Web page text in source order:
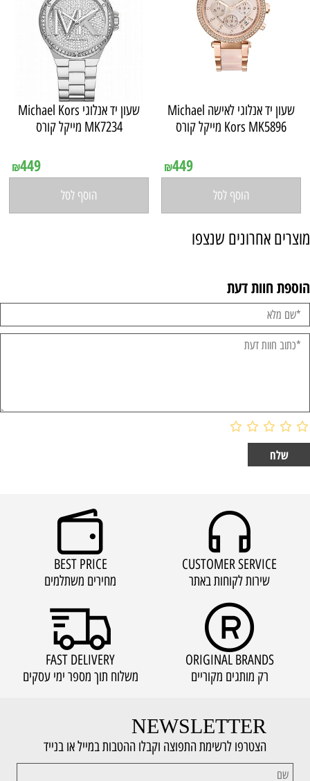
שעון יד ‏אנלוגי ‏לאישה Michael
Kors MK5896 מייקל קורס
₪449
הוסף לסל
שעון יד ‏אנלוגי Michael Kors
MK7234 מייקל קורס
₪449
הוסף לסל
מוצרים אחרונים שנצפו
הוספת חוות דעת
CUSTOMER SERVICE
שירות לקוחות באתר
BEST PRICE
מחירים משתלמים
ORIGINAL BRANDS
רק מותגים מקוריים
FAST DELIVERY
משלוח תוך מספר ימי עסקים
NEWSLETTER
הצטרפו לרשימת התפוצה וקבלו ההטבות במייל או בנייד